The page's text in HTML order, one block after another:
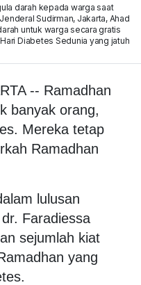
darah kepada warga saat
Sudirman, Jakarta, Ahad
untuk warga secara gratis
Diabetes Sedunia yang jatuh
-- Ramadhan
banyak orang,
Mereka tetap
Ramadhan
lulusan
Faradiessa
sejumlah kiat
yang